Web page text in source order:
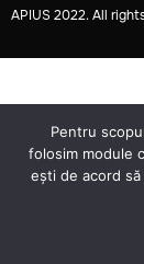
APIUS 2022. All
Pentru
folosim module
ești de acord